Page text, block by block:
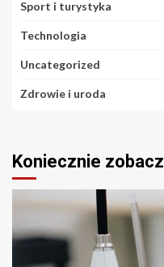
Sport i turystyka
Technologia
Uncategorized
Zdrowie i uroda
Koniecznie zobacz